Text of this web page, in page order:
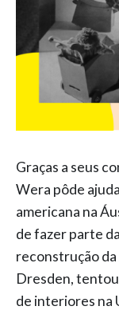
Graças a seus
Wera pôde
americana na
de fazer parte
reconstrução
Dresden,
de interiores na